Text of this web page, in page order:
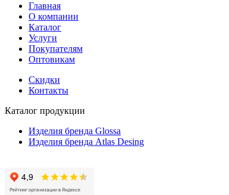
Главная
О компании
Каталог
Услуги
Покупателям
Оптовикам
Скидки
Контакты
Каталог продукции
Изделия бренда Glossa
Изделия бренда Atlas Desing